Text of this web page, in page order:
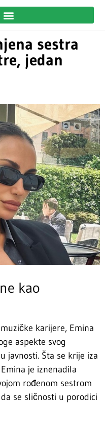
sestra
jedan
kao
karijere, Emina
aspekte svog
javnosti. Šta se krije iza
je iznenadila
rođenom sestrom
se sličnosti u porodici